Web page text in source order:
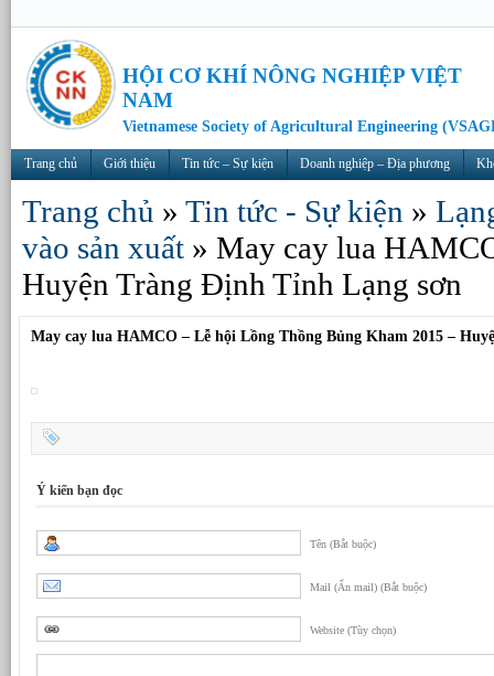
HỘI CƠ KHÍ NÔNG NGHIỆP VIỆT
NAM
Vietnamese Society of Agricultural Engineering
Trang chủ Giới thiệu Tin tức – Sự kiện Doanh nghiệp – Địa phương
Trang chủ » Tin tức - Sự kiện »
vào sản xuất » May cay lua
Huyện Tràng Định Tỉnh Lạng sơn
May cay lua HAMCO – Lễ hội Lồng Thồng Bủng Kham 2015 –
Ý kiến bạn đọc
Tên (Bắt buộc)
Mail (Ẩn mail) (Bắt buộc)
Website (Tùy chọn)